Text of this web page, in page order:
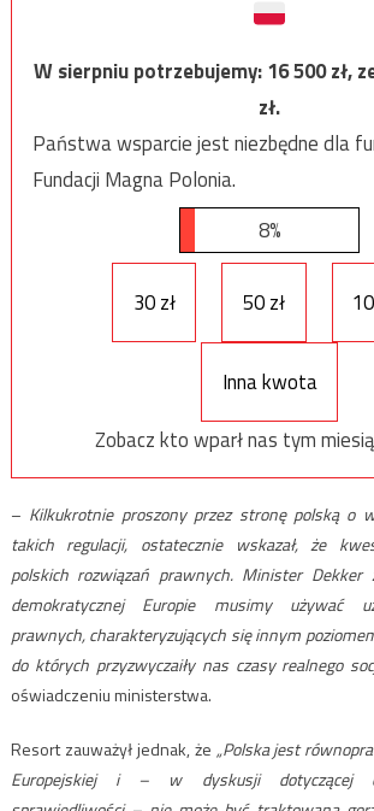
W sierpniu potrzebujemy:16 500zł,
zł.
Państwa wsparcie jest niezbędne dla
Fundacji Magna Polonia.
8%
30 zł 50 zł
Inna kwota
Zobacz kto wparł nas tym
– Kilkukrotnie proszony przez stronę polską o
takich regulacji, ostatecznie wskazał, że
polskich rozwiązań prawnych. Minister Dekker
demokratycznej Europie musimy używać
prawnych, charakteryzujących się innym
do których przyzwyczaiły nas czasy realnego
oświadczeniu ministerstwa.
Resort zauważył jednak, że „Polska jest
Europejskiej i – w dyskusji dotyczącej